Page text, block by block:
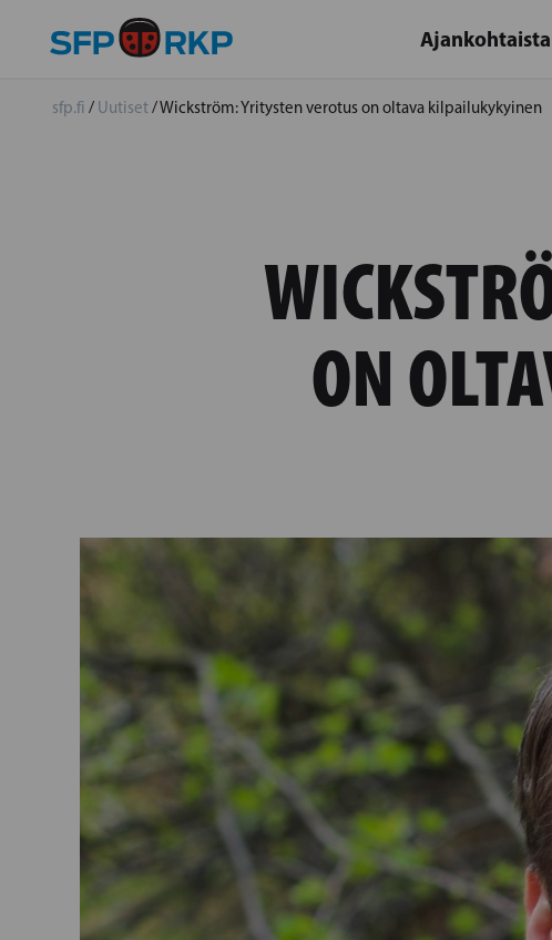
Ajankohtaista
sfp.fi / Uutiset/Wickström: Yritysten verotus on oltava kilpailukykyinen
ON